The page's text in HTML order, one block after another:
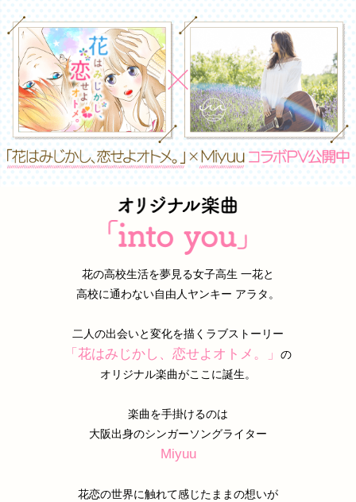
花の高校生活を夢見る女子高生 一花と
高校に通わない自由人ヤンキー アラタ。
二人の出会いと変化を描くラブストーリー
「花はみじかし、恋せよオトメ。」
の
オリジナル楽曲がここに誕生。
楽曲を手掛けるのは
大阪出身のシンガーソングライター
Miyuu
花恋の世界に触れて感じたままの想いが